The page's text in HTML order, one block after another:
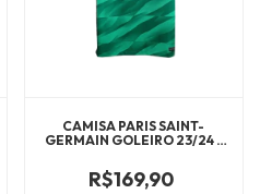
CAMISA PARIS SAINT-
GERMAIN GOLEIRO 23/24 -
MASCULINA - VERDE
R$169,90